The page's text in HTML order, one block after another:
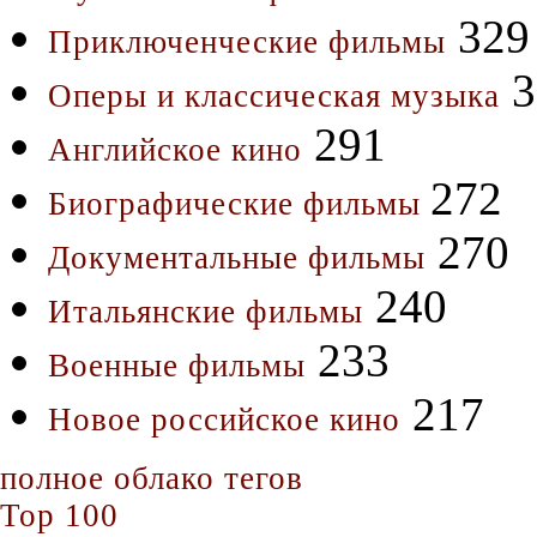
Приключенческие фильмы 329
Оперы и классическая музыка
Английское кино 291
Биографические фильмы 272
Документальные фильмы 270
Итальянские фильмы 240
Военные фильмы 233
Новое российское кино 217
полное облако тегов
Top 100